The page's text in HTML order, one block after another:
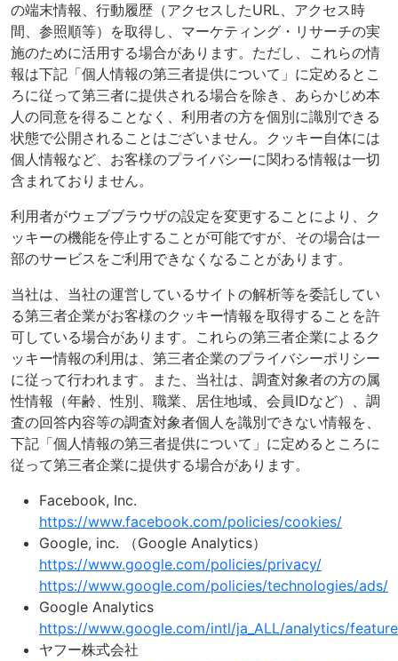
の端末情報、行動履歴（アクセスしたURL、アクセス時
間、参照順等）を取得し、マーケティング・リサーチの実
施のために活用する場合があります。ただし、これらの情
報は下記「個人情報の第三者提供について」に定めるとこ
ろに従って第三者に提供される場合を除き、あらかじめ本
人の同意を得ることなく、利用者の方を個別に識別できる
状態で公開されることはございません。クッキー自体には
個人情報など、お客様のプライバシーに関わる情報は一切
含まれておりません。
利用者がウェブブラウザの設定を変更することにより、ク
ッキーの機能を停止することが可能ですが、その場合は一
部のサービスをご利用できなくなることがあります。
当社は、当社の運営しているサイトの解析等を委託してい
る第三者企業がお客様のクッキー情報を取得することを許
可している場合があります。これらの第三者企業によるク
ッキー情報の利用は、第三者企業のプライバシーポリシー
に従って行われます。また、当社は、調査対象者の方の属
性情報（年齢、性別、職業、居住地域、会員IDなど）、調
査の回答内容等の調査対象者個人を識別できない情報を、
下記「個人情報の第三者提供について」に定めるところに
従って第三者企業に提供する場合があります。
Facebook, Inc.
https://www.facebook.com/policies/cookies/
Google, inc. （Google Analytics）
https://www.google.com/policies/privacy/
https://www.google.com/policies/technologies/ads/
Google Analytics
https://www.google.com/intl/ja_ALL/analytics/
ヤフー株式会社